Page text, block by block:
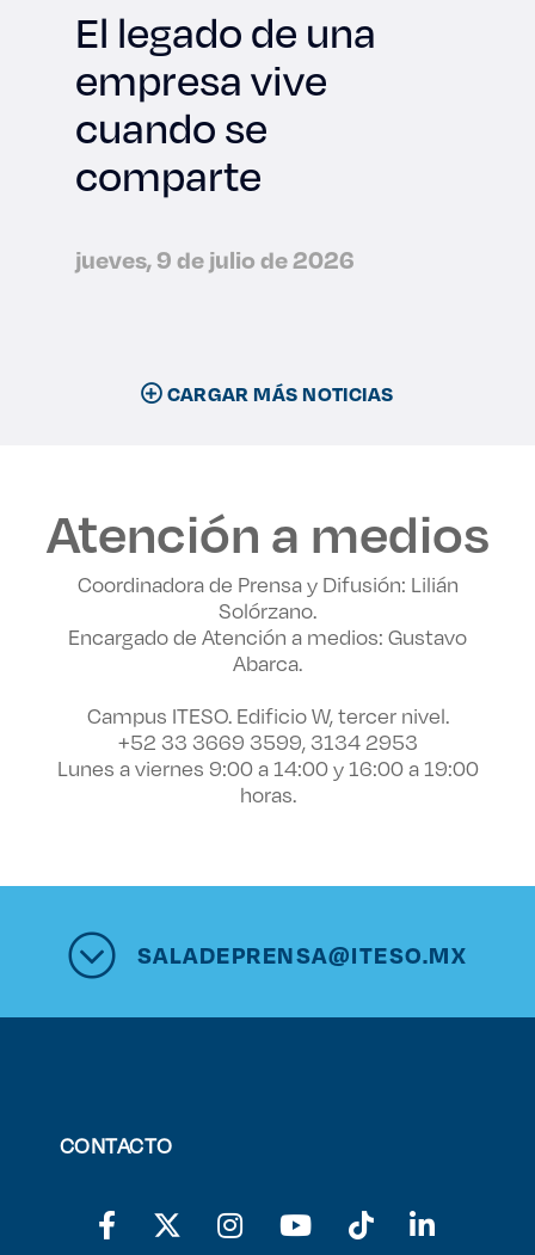
El legado de una
empresa vive
cuando se
comparte
jueves, 9 de julio de 2026
CARGAR MÁS NOTICIAS
Atención a medios
Coordinadora de Prensa y Difusión: Lilián
Solórzano.
Encargado de Atención a medios: Gustavo
Abarca.
Campus ITESO. Edificio W, tercer nivel.
+52 33 3669 3599, 3134 2953
Lunes a viernes 9:00 a 14:00 y 16:00 a 19:00
horas.
SALADEPRENSA@ITESO.MX
CONTACTO